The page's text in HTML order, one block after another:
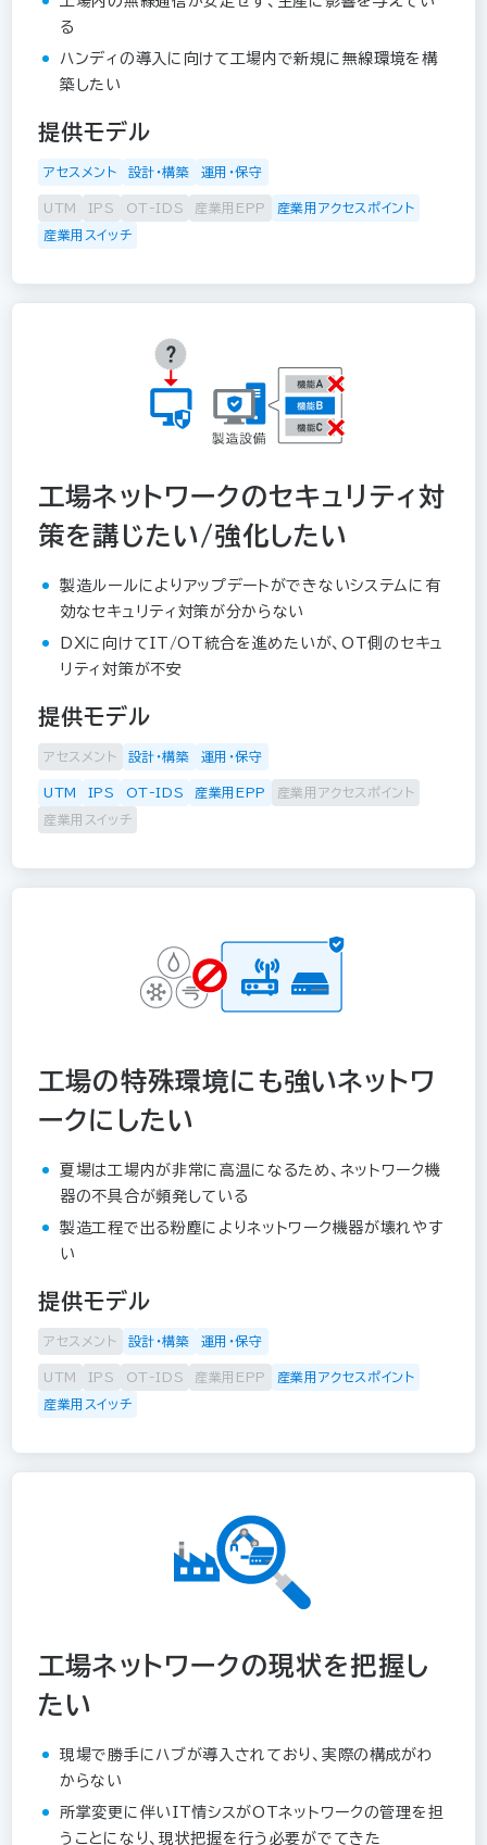
る
ハンディの導入に向けて工場内で新規に無線環境を構
築したい
提供モデル
アセスメント 設計・構築 運用・保守
UTM IPS OT-IDS 産業用EPP 産業用アクセスポイント
産業用スイッチ
工場ネットワークのセキュリティ対
策を講じたい/強化したい
製造ルールによりアップデートができないシステムに有
効なセキュリティ対策が分からない
DXに向けてIT/OT統合を進めたいが、OT側のセキュ
リティ対策が不安
提供モデル
アセスメント 設計・構築 運用・保守
UTM IPS OT-IDS 産業用EPP 産業用アクセスポイント
産業用スイッチ
工場の特殊環境にも強いネットワ
ークにしたい
夏場は工場内が非常に高温になるため、ネットワーク機
器の不具合が頻発している
製造工程で出る粉塵によりネットワーク機器が壊れやす
い
提供モデル
アセスメント 設計・構築 運用・保守
UTM IPS OT-IDS 産業用EPP 産業用アクセスポイント
産業用スイッチ
工場ネットワークの現状を把握し
たい
現場で勝手にハブが導入されており、実際の構成がわ
からない
所掌変更に伴いIT情シスがOTネットワークの管理を担
うことになり、現状把握を行う必要がでてきた